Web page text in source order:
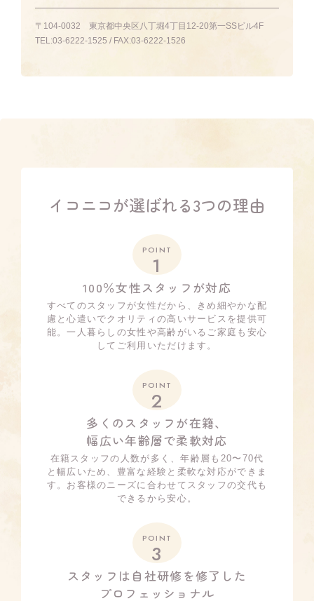
〒104-0032 東京都中央区八丁堀4丁目12-20第一SSビル4F
TEL:03-6222-1525 / FAX:03-6222-1526
イコニコが選ばれる3つの理由
POINT
1
100％女性スタッフが対応
すべてのスタッフが女性だから、きめ細やかな配
慮と心遣いでクオリティの高いサービスを提供可
能。一人暮らしの女性や高齢がいるご家庭も安心
してご利用いただけます。
POINT
2
多くのスタッフが在籍、
幅広い年齢層で柔軟対応
在籍スタッフの人数が多く、年齢層も20〜70代
と幅広いため、豊富な経験と柔軟な対応ができま
す。お客様のニーズに合わせてスタッフの交代も
できるから安心。
POINT
3
スタッフは自社研修を修了した
プロフェッショナル